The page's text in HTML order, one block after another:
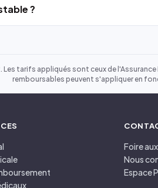
?
tarifs appliqués sont ceux de
remboursables peuvent s'appliquer en
Foire
Nous
Espace